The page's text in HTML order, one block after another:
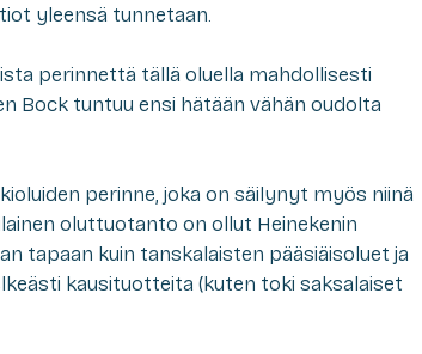
yleensä tunnetaan.
perinnettä tällä oluella mahdollisesti
Bock tuntuu ensi hätään vähän oudolta
perinne, joka on säilynyt myös niinä
oluttuotanto on ollut Heinekenin
tapaan kuin tanskalaisten pääsiäisoluet ja
kausituotteita (kuten toki saksalaiset